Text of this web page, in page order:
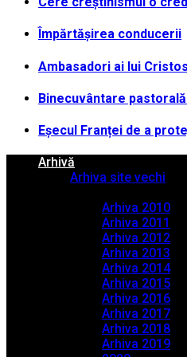
Împărtășirea conducerii
Ambasadori ai lui Cristos
Binecuvântare
Eșecul Franței de a
Arhivă
Arhiva site vechi
Arhiva 2010
Arhiva 2011
Arhiva 2012
Arhiva 2013
Arhiva 2014
Arhiva 2015
Arhiva 2016
Arhiva 2017
Arhiva 2018
Arhiva 2019